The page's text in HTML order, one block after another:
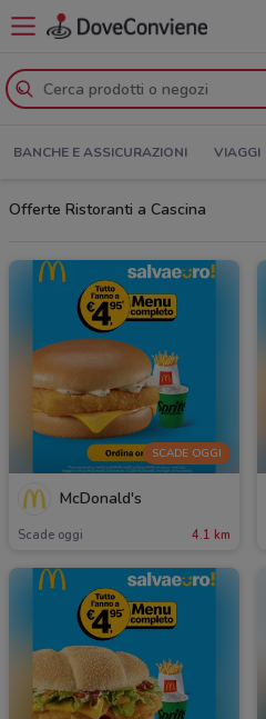
BANCHE E ASSICURAZIONI VIAGGI
Offerte Ristoranti a Cascina
SCADE OGGI
McDonald's
Scade oggi 4.1 km